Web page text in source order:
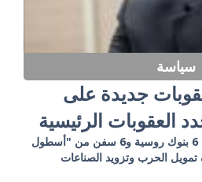
سياسة
جديدة على
العقوبات الرئيسية
العقوبات تشمل 19 كياناً بينها 6 بنوك روسية و6 سفن من "أسطول
الحرب وتزويد الصناعات